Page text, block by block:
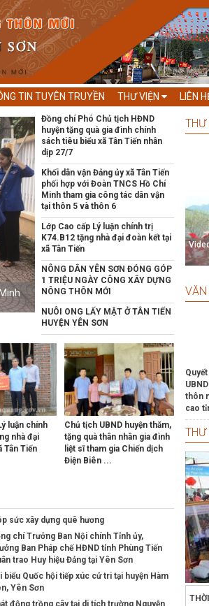
TIN TUYÊN TRUYỀN THƯ VIỆN LIÊN
Lớp Cao cấp Lý luận chính trị K74.B12
Tiến
Đồng chí Phó Chủ tịch HĐND
huyện tặng quà gia đình chính
sách tiêu biểu xã Tân Tiến nhân
dịp 27/7
Khối dân vận Đảng ủy xã Tân Tiến
phối hợp với Đoàn TNCS Hồ Chí
Minh tham gia công tác dân vận
tại thôn 5 và thôn 6
Lớp Cao cấp Lý luận chính trị
K74.B12 tặng nhà đại đoàn kết tại
xã Tân Tiến
NÔNG DÂN YÊN SƠN ĐÓNG GÓP
1 TRIỆU NGÀY CÔNG XÂY DỰNG
NÔNG THÔN MỚI
NUÔI ONG LẤY MẬT Ở TÂN TIẾN
HUYỆN YÊN SƠN
luận chính
nhà đại
Tân Tiến
Chủ tịch UBND huyện thăm,
tặng quà thân nhân gia đình
liệt sĩ tham gia Chiến dịch
Điện Biên ...
GÓP
MỚI
sức xây dựng quê hương
chí Trưởng Ban Nội chính Tỉnh ủy,
Ban Pháp chế HĐND tỉnh Phùng Tiến
trao Huy hiệu Đảng tại Yên Sơn
biểu Quốc hội tiếp xúc cử tri tại huyện Hàm
Yên Sơn
động trồng cây tại di tích trường Nguyễn
THƯ
VĂN
thôn
cao
mới
Nghị
mức
nước
dựng
2021
Nghị
viên
THƯ